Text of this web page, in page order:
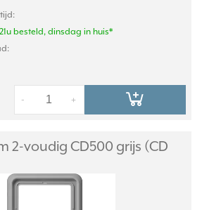
besteld, dinsdag in huis*
+
-
2-voudig CD500 grijs (CD